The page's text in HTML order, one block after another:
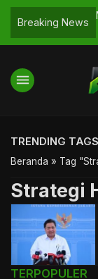
Breaking News
Magang
di
menu
TRENDING TAGS
Beranda » Tag
Strategi
TERPOPULER